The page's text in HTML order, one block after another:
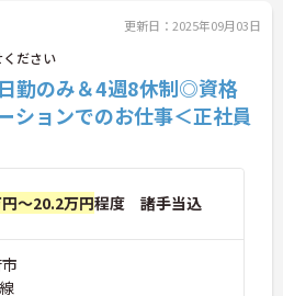
更新日：2025年09月03日
ださい
勤のみ＆4週8休制◎資格
ションでのお仕事＜正社員
～20.2万円程度 諸手当込